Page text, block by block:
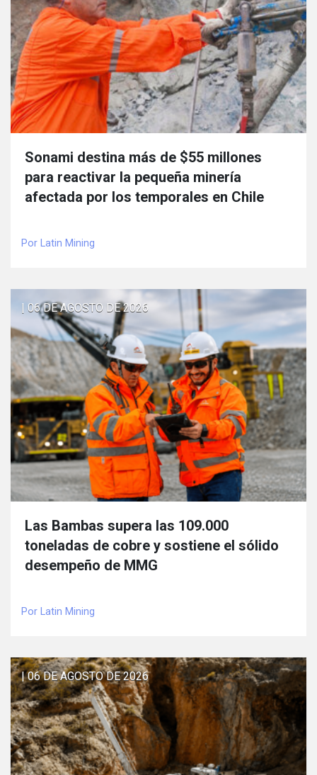
Sonami destina más de $55 millones
para reactivar la pequeña minería
afectada por los temporales en Chile
Por Latin Mining
| 06 DE AGOSTO DE 2026
Las Bambas supera las 109.000
toneladas de cobre y sostiene el sólido
desempeño de MMG
Por Latin Mining
| 06 DE AGOSTO DE 2026